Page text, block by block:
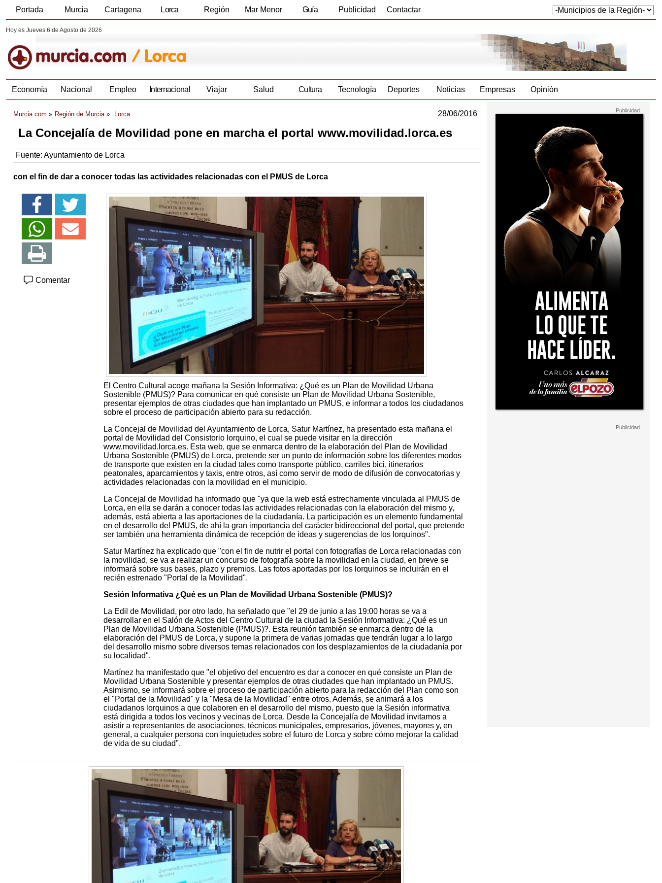
Portada Murcia Cartagena Lorca Región Mar Menor Guía Publicidad Contactar
Hoy es Jueves 6 de Agosto de 2026
Economía Nacional Empleo Internacional Viajar Salud Cultura Tecnología Deportes Noticias Empresas Opinión
Murcia.com Región de Murcia Lorca 28/06/2016
La Concejalía de Movilidad pone en marcha el portal www.movilidad.lorca.es
Fuente: Ayuntamiento de Lorca
con el fin de dar a conocer todas las actividades relacionadas con el PMUS de Lorca
Comentar
El Centro Cultural acoge mañana la Sesión Informativa: ¿Qué es un Plan de Movilidad Urbana
Sostenible (PMUS)? Para comunicar en qué consiste un Plan de Movilidad Urbana Sostenible,
presentar ejemplos de otras ciudades que han implantado un PMUS, e informar a todos los ciudadanos
sobre el proceso de participación abierto para su redacción.
La Concejal de Movilidad del Ayuntamiento de Lorca, Satur Martínez, ha presentado esta mañana el
portal de Movilidad del Consistorio lorquino, el cual se puede visitar en la dirección
www.movilidad.lorca.es. Esta web, que se enmarca dentro de la elaboración del Plan de Movilidad
Urbana Sostenible (PMUS) de Lorca, pretende ser un punto de información sobre los diferentes modos
de transporte que existen en la ciudad tales como transporte público, carriles bici, itinerarios
peatonales, aparcamientos y taxis, entre otros, así como servir de modo de difusión de convocatorias y
actividades relacionadas con la movilidad en el municipio.
La Concejal de Movilidad ha informado que "ya que la web está estrechamente vinculada al PMUS de
Lorca, en ella se darán a conocer todas las actividades relacionadas con la elaboración del mismo y,
además, está abierta a las aportaciones de la ciudadanía. La participación es un elemento fundamental
en el desarrollo del PMUS, de ahí la gran importancia del carácter bidireccional del portal, que pretende
ser también una herramienta dinámica de recepción de ideas y sugerencias de los lorquinos".
Satur Martínez ha explicado que "con el fin de nutrir el portal con fotografías de Lorca relacionadas con
la movilidad, se va a realizar un concurso de fotografía sobre la movilidad en la ciudad, en breve se
informará sobre sus bases, plazo y premios. Las fotos aportadas por los lorquinos se incluirán en el
recién estrenado "Portal de la Movilidad".
Sesión Informativa ¿Qué es un Plan de Movilidad Urbana Sostenible (PMUS)?
La Edil de Movilidad, por otro lado, ha señalado que "el 29 de junio a las 19:00 horas se va a
desarrollar en el Salón de Actos del Centro Cultural de la ciudad la Sesión Informativa: ¿Qué es un
Plan de Movilidad Urbana Sostenible (PMUS)?. Esta reunión también se enmarca dentro de la
elaboración del PMUS de Lorca, y supone la primera de varias jornadas que tendrán lugar a lo largo
del desarrollo mismo sobre diversos temas relacionados con los desplazamientos de la ciudadanía por
su localidad".
Martínez ha manifestado que "el objetivo del encuentro es dar a conocer en qué consiste un Plan de
Movilidad Urbana Sostenible y presentar ejemplos de otras ciudades que han implantado un PMUS.
Asimismo, se informará sobre el proceso de participación abierto para la redacción del Plan como son
el "Portal de la Movilidad" y la "Mesa de la Movilidad" entre otros. Además, se animará a los
ciudadanos lorquinos a que colaboren en el desarrollo del mismo, puesto que la Sesión informativa
está dirigida a todos los vecinos y vecinas de Lorca. Desde la Concejalía de Movilidad invitamos a
asistir a representantes de asociaciones, técnicos municipales, empresarios, jóvenes, mayores y, en
general, a cualquier persona con inquietudes sobre el futuro de Lorca y sobre cómo mejorar la calidad
de vida de su ciudad".